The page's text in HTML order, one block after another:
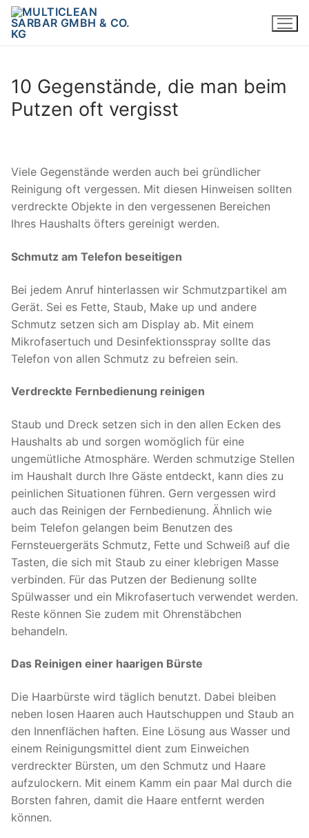
Zum
Inhalt
springen
10 Gegenstände, die man beim
Putzen oft vergisst
Viele Gegenstände werden auch bei gründlicher
Reinigung oft vergessen. Mit diesen Hinweisen sollten
verdreckte Objekte in den vergessenen Bereichen
Ihres Haushalts öfters gereinigt werden.
Schmutz am Telefon beseitigen
Bei jedem Anruf hinterlassen wir Schmutzpartikel am
Gerät. Sei es Fette, Staub, Make up und andere
Schmutz setzen sich am Display ab. Mit einem
Mikrofasertuch und Desinfektionsspray sollte das
Telefon von allen Schmutz zu befreien sein.
Verdreckte Fernbedienung reinigen
Staub und Dreck setzen sich in den allen Ecken des
Haushalts ab und sorgen womöglich für eine
ungemütliche Atmosphäre. Werden schmutzige Stellen
im Haushalt durch Ihre Gäste entdeckt, kann dies zu
peinlichen Situationen führen. Gern vergessen wird
auch das Reinigen der Fernbedienung. Ähnlich wie
beim Telefon gelangen beim Benutzen des
Fernsteuergeräts Schmutz, Fette und Schweiß auf die
Tasten, die sich mit Staub zu einer klebrigen Masse
verbinden. Für das Putzen der Bedienung sollte
Spülwasser und ein Mikrofasertuch verwendet werden.
Reste können Sie zudem mit Ohrenstäbchen
behandeln.
Das Reinigen einer haarigen Bürste
Die Haarbürste wird täglich benutzt. Dabei bleiben
neben losen Haaren auch Hautschuppen und Staub an
den Innenflächen haften. Eine Lösung aus Wasser und
einem Reinigungsmittel dient zum Einweichen
verdreckter Bürsten, um den Schmutz und Haare
aufzulockern. Mit einem Kamm ein paar Mal durch die
Borsten fahren, damit die Haare entfernt werden
können.